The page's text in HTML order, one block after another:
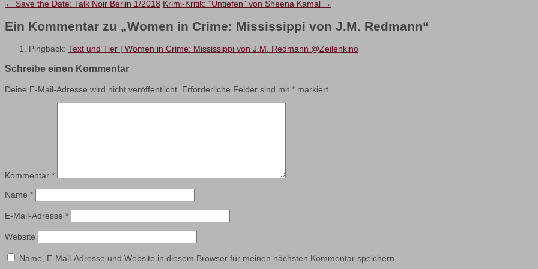
← Save the Date: Talk Noir Berlin 1/2018 Krimi-Kritik: “Untiefen” von Sheena Kamal →
Ein Kommentar zu „Women in Crime: Mississippi von J.M. Redmann“
Pingback: Text und Tier | Women in Crime: Mississippi von J.M. Redmann @Zeilenkino
Schreibe einen Kommentar
Deine E-Mail-Adresse wird nicht veröffentlicht. Erforderliche Felder sind mit * markiert
Kommentar *
Name *
E-Mail-Adresse *
Website
Name, E-Mail-Adresse und Website in diesem Browser für meinen nächsten Kommentar speichern.